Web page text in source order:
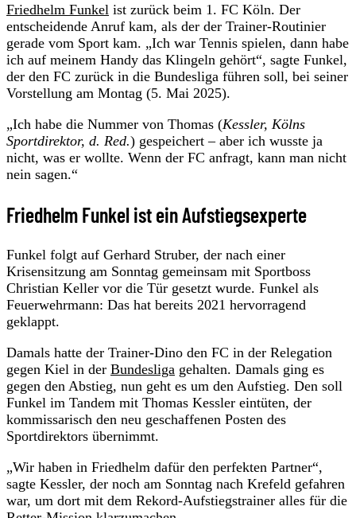
Friedhelm Funkel ist zurück beim 1. FC Köln. Der
entscheidende Anruf kam, als der der Trainer-Routinier
gerade vom Sport kam. „Ich war Tennis spielen, dann habe
ich auf meinem Handy das Klingeln gehört“, sagte Funkel,
der den FC zurück in die Bundesliga führen soll, bei seiner
Vorstellung am Montag (5. Mai 2025).
„Ich habe die Nummer von Thomas (Kessler, Kölns
Sportdirektor, d. Red.) gespeichert – aber ich wusste ja
nicht, was er wollte. Wenn der FC anfragt, kann man nicht
nein sagen.“
Friedhelm Funkel ist ein Aufstiegsexperte
Funkel folgt auf Gerhard Struber, der nach einer
Krisensitzung am Sonntag gemeinsam mit Sportboss
Christian Keller vor die Tür gesetzt wurde. Funkel als
Feuerwehrmann: Das hat bereits 2021 hervorragend
geklappt.
Damals hatte der Trainer-Dino den FC in der Relegation
gegen Kiel in der Bundesliga gehalten. Damals ging es
gegen den Abstieg, nun geht es um den Aufstieg. Den soll
Funkel im Tandem mit Thomas Kessler eintüten, der
kommissarisch den neu geschaffenen Posten des
Sportdirektors übernimmt.
„Wir haben in Friedhelm dafür den perfekten Partner“,
sagte Kessler, der noch am Sonntag nach Krefeld gefahren
war, um dort mit dem Rekord-Aufstiegstrainer alles für die